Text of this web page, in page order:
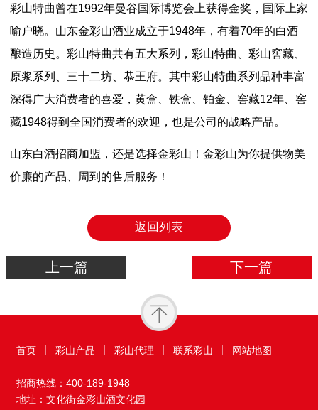
彩山特曲曾在1992年曼谷国际博览会上获得金奖，国际上家
喻户晓。山东金彩山酒业成立于1948年，有着70年的白酒
酿造历史。彩山特曲共有五大系列，彩山特曲、彩山窖藏、
原浆系列、三十二坊、恭王府。其中彩山特曲系列品种丰富
深得广大消费者的喜爱，黄盒、铁盒、铂金、窖藏12年、窖
藏1948得到全国消费者的欢迎，也是公司的战略产品。
山东白酒招商加盟，还是选择金彩山！金彩山为你提供物美
价廉的产品、周到的售后服务！
返回列表
上一篇 下一篇
首页 彩山产品 彩山代理 联系彩山 网站地图
招商热线： 400-189-1948
地址：文化街金彩山酒文化园